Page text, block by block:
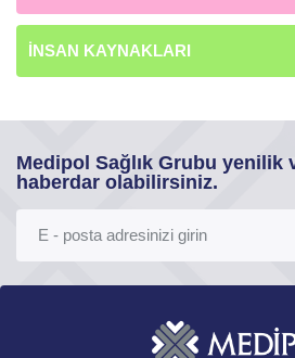
İNSAN KAYNAKLARI
Medipol Sağlık Grubu yenilik
haberdar olabilirsiniz.